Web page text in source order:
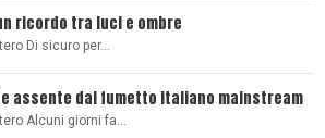
ricordo tra luci e ombre
Di sicuro per…
assente dal fumetto italiano mainstream
Alcuni giorni fa…